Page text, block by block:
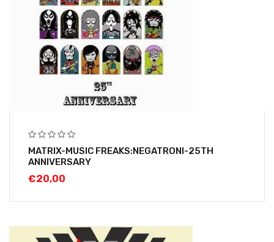
MATRIX-MUSIC FREAKS:NEGATRONI-25TH
ANNIVERSARY
€20,00